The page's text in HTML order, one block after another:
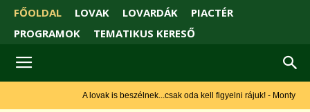
FŐOLDAL LOVAK LOVARDÁK
PIACTÉR
PROGRAMOK
TEMATIKUS KERESŐ
A lovak is beszélnek...csak oda kell figyelni rájuk! - Monty Roberts